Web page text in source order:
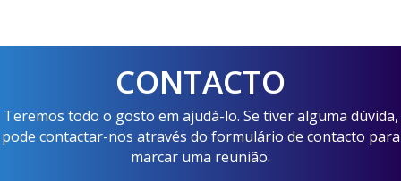
CONTACTO
Teremos todo o gosto em ajudá-lo. Se tiver alguma dúvida,
pode contactar-nos através do formulário de contacto para
marcar uma reunião.